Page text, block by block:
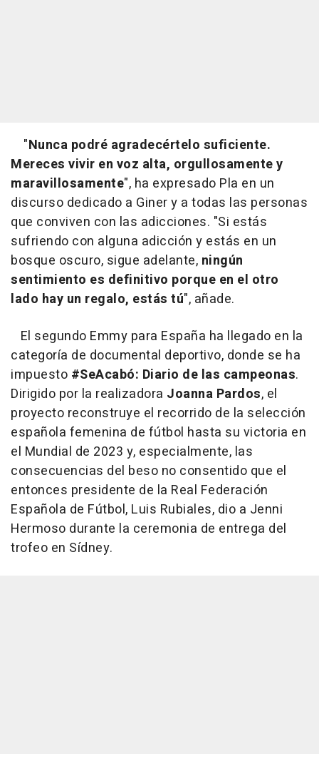
"Nunca podré agradecértelo suficiente.
Mereces vivir en voz alta, orgullosamente y
maravillosamente", ha expresado Pla en un
discurso dedicado a Giner y a todas las personas
que conviven con las adicciones. "Si estás
sufriendo con alguna adicción y estás en un
bosque oscuro, sigue adelante, ningún
sentimiento es definitivo porque en el otro
lado hay un regalo, estás tú", añade.
El segundo Emmy para España ha llegado en la
categoría de documental deportivo, donde se ha
impuesto #SeAcabó: Diario de las campeonas.
Dirigido por la realizadora Joanna Pardos, el
proyecto reconstruye el recorrido de la selección
española femenina de fútbol hasta su victoria en
el Mundial de 2023 y, especialmente, las
consecuencias del beso no consentido que el
entonces presidente de la Real Federación
Española de Fútbol, Luis Rubiales, dio a Jenni
Hermoso durante la ceremonia de entrega del
trofeo en Sídney.